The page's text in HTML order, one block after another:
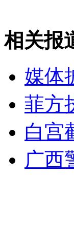
无痛分娩是否
外交部：反
外交部：有
相关报
媒体
菲方
白宫
广西